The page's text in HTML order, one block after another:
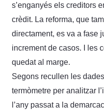
s’enganyés els creditors
crèdit. La reforma, que
directament, es va a fase
increment de casos. I les
quedat al marge.
Segons recullen les
termòmetre per analitzar
l’any passat a la